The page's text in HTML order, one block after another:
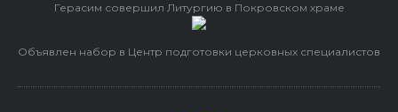
Герасим совершил Литургию в Покровском храме
Объявлен набор в Центр подготовки церковных специалистов